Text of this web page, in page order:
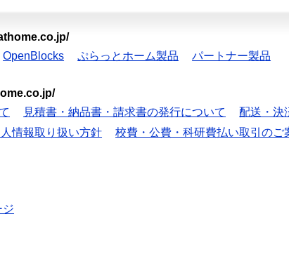
OpenBlocks ぷらっとホーム製品 パートナー製品
見積書・納品書・請求書の発行について 配送・決
情報取り扱い方針 校費・公費・科研費払い取引のご
ジ